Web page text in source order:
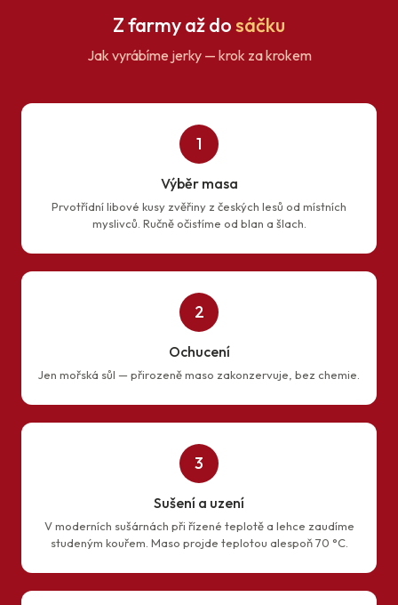
Z farmy až dosáčku
Jak vyrábíme jerky — krok za krokem
1
Výběr masa
Prvotřídní libové kusy zvěřiny z českých lesů od místních
myslivců. Ručně očistíme od blan a šlach.
2
Ochucení
Jen mořská sůl — přirozeně maso zakonzervuje, bez chemie.
3
Sušení a uzení
V moderních sušárnách při řízené teplotě a lehce zaudíme
studeným kouřem. Maso projde teplotou alespoň 70 °C.